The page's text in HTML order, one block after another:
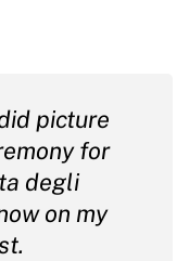
picture
for
degli
on my